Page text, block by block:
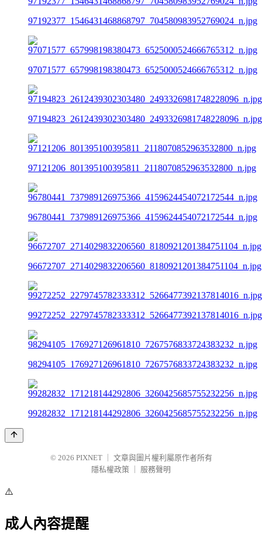
97192377_1546431468868797_704580983952769024_n.jpg
97071577_657998198380473_6525000524666765312_n.jpg
97194823_2612439302303480_2493326981748228096_n.jpg
97121206_801395100395811_2118070852963532800_n.jpg
96780441_737989126975366_4159624454072172544_n.jpg
96672707_2714029832206560_8180921201384751104_n.jpg
99272252_2279745782333312_5266477392137814016_n.jpg
98294105_176927126961810_7267576833724383232_n.jpg
99282832_171218144292806_3260425685755232256_n.jpg
© 2026 PIXNET
文章與圖片權利屬原作者所有
隱私權政策
服務聲明
⚠️
成人內容提醒